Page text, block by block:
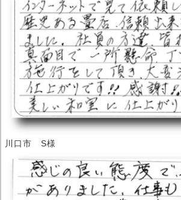
川口市 S様